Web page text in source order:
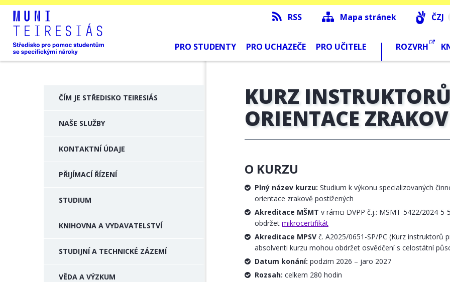
RSS Mapa stránek ČZJ
PRO STUDENTY PRO UCHAZEČE PRO UČITELE ROZVRH
ČÍM JE STŘEDISKO TEIRESIÁS
NAŠE SLUŽBY
KONTAKTNÍ ÚDAJE
PŘIJÍMACÍ ŘÍZENÍ
STUDIUM
KNIHOVNA A VYDAVATELSTVÍ
STUDIJNÍ A TECHNICKÉ ZÁZEMÍ
VĚDA A VÝZKUM
KURZ
ORIENTACE
O KURZU
Plný název kurzu: Studium k výkonu specializovaných
orientace zrakově postižených
Akreditace MŠMT v rámci DVPP č.j.: MSMT-5422/2024-
obdržet mikrocertifikát
Akreditace MPSVč. A2025/0651-SP/PC (Kurz instruktorů
absolventi kurzu mohou obdržet osvědčení s celostátní
Datum konání: podzim 2026 – jaro 2027
Rozsah: celkem 280 hodin